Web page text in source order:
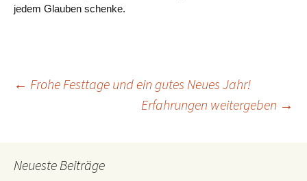
jedem Glauben schenke.
Beitragsnavigation
← Frohe Festtage und ein gutes Neues Jahr!
Erfahrungen weitergeben →
Neueste Beiträge